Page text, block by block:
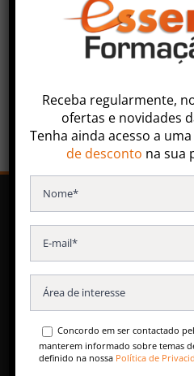
Faça uma pesquisa ou entre
equipa especializada.
SERVIÇOS
Especializações Pós-
Formação para Empresas
Conteúdos Gratuitos
Receba regularmente,
ofertas e novidades
Tenha ainda acesso a
de desconto na sua
Concordo em ser contactado
manterem informado sobre temas
definido na nossa Política de